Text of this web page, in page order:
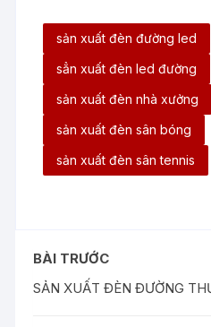
sản xuất đèn đường led
sẳn xuất đèn led đường
sản xuất đèn nhà xưởng
sản xuất đèn sân bóng
sản xuất đèn sân tennis
BÀI TRƯỚC
SẢN XUẤT ĐÈN ĐƯỜNG